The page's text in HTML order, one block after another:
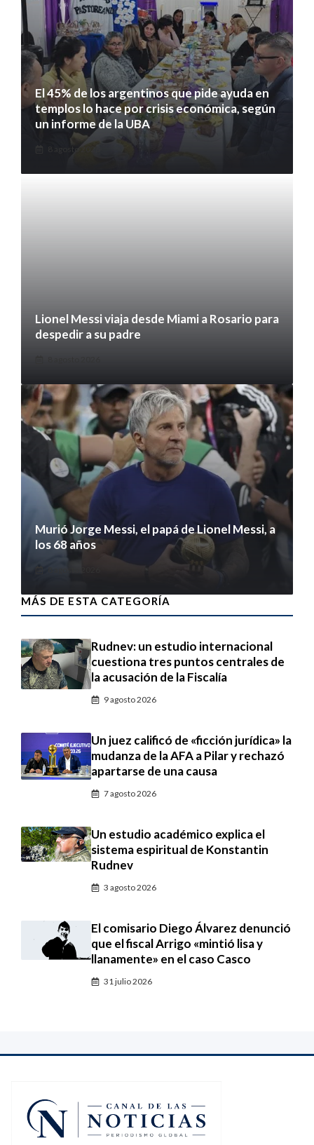
El 45% de los argentinos que pide ayuda en
templos lo hace por crisis económica, según
un informe de la UBA
8 agosto 2026
Lionel Messi viaja desde Miami a Rosario para
despedir a su padre
Murió Jorge Messi, el papá de Lionel Messi, a
los 68 años
MÁS DE ESTA CATEGORÍA
Rudnev: un estudio internacional
cuestiona tres puntos centrales de
la acusación de la Fiscalía
9 agosto 2026
Un juez calificó de «ficción jurídica» la
mudanza de la AFA a Pilar y rechazó
apartarse de una causa
7 agosto 2026
Un estudio académico explica el
sistema espiritual de Konstantin
Rudnev
3 agosto 2026
El comisario Diego Álvarez denunció
que el fiscal Arrigo «mintió lisa y
llanamente» en el caso Casco
31 julio 2026